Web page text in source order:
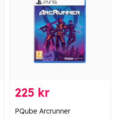
225 kr
PQube Arcrunner